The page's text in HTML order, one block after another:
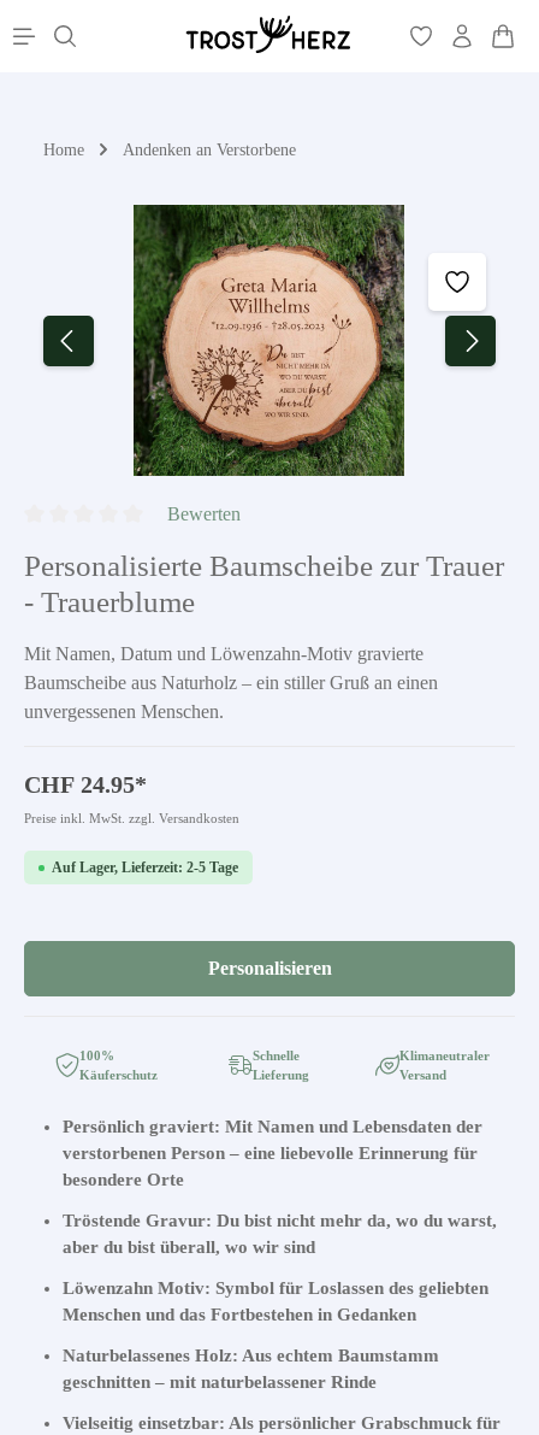
springen
Home Andenken an Verstorbene
Bildergalerie überspringen
Bewerten
Personalisierte Baumscheibe zur Trauer
- Trauerblume
Mit Namen, Datum und Löwenzahn-Motiv gravierte
Baumscheibe aus Naturholz – ein stiller Gruß an einen
unvergessenen Menschen.
CHF 24.95*
Preise inkl. MwSt. zzgl. Versandkosten
Auf Lager, Lieferzeit: 2-5 Tage
Personalisieren
100%
Käuferschutz
Schnelle
Lieferung
Klimaneutraler
Versand
Persönlich graviert: Mit Namen und Lebensdaten der
verstorbenen Person – eine liebevolle Erinnerung für
besondere Orte
Tröstende Gravur: Du bist nicht mehr da, wo du warst,
aber du bist überall, wo wir sind
Löwenzahn Motiv: Symbol für Loslassen des geliebten
Menschen und das Fortbestehen in Gedanken
Naturbelassenes Holz: Aus echtem Baumstamm
geschnitten – mit naturbelassener Rinde
Vielseitig einsetzbar: Als persönlicher Grabschmuck für